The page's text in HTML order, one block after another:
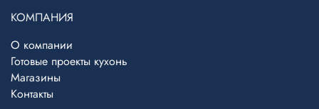
КОМПАНИЯ
О компании
Готовые проекты кухонь
Магазины
Контакты